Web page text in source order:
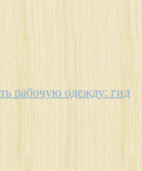
рабочую одежду: гид